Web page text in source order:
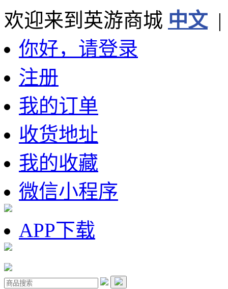
欢迎来到英游商城 中文
你好，请登录
注册
我的订单
收货地址
我的收藏
微信小程序
APP下载